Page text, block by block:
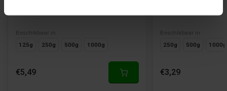
Beschikbaar in
125g
250g 500g 1000g
€5,49
250g
500g 1000g
€3,29